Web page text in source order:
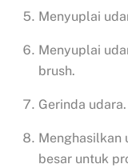
Menyuplai
Menyuplai
brush.
Gerinda udara.
Menghasilkan
besar untuk